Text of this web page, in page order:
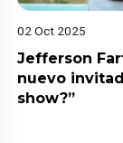
02 Oct 2025
Jefferson
nuevo
show?”